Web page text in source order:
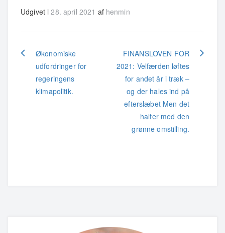
Udgivet i28. april 2021 af henmin
Indlægsnavigation
Økonomiske
udfordringer for
regeringens
klimapolitik.
FINANSLOVEN FOR
2021: Velfærden løftes
for andet år i træk –
og der hales ind på
efterslæbet Men det
halter med den
grønne omstilling.